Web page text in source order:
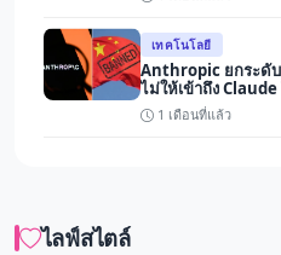
เทคโนโลยี
Anthropic ยกระดั
ไม่ให้เข้าถึง
1 เดือนที่แล้ว
ไลฟ์สไตล์